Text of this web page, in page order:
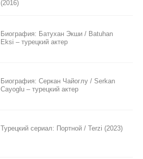
(2016)
Биография: Батухан Экши / Batuhan
Eksi – турецкий актер
Биография: Серкан Чайоглу / Serkan
Cayoglu – турецкий актер
Турецкий сериал: Портной / Terzi (2023)